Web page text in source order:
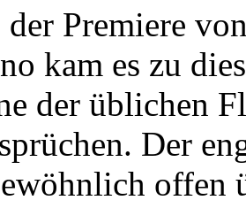
Premiere
kam es zu
der üblichen
Der
offen